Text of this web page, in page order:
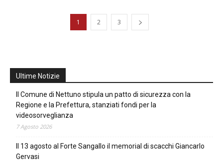
1 2 3
Ultime Notizie
Il Comune di Nettuno stipula un patto di sicurezza con la
Regione e la Prefettura, stanziati fondi per la
videosorveglianza
7 Agosto 2026
Il 13 agosto al Forte Sangallo il memorial di scacchi Giancarlo
Gervasi